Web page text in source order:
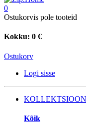
0
Ostukorvis pole tooteid
Kokku: 0 €
Ostukorv
Logi sisse
Kõik